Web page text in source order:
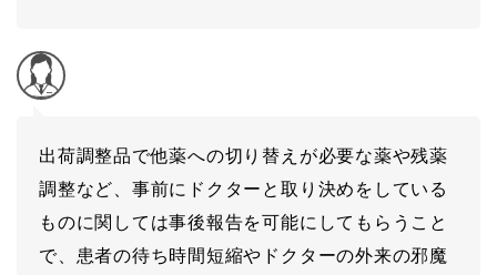
出荷調整品で他薬への切り替えが必要な薬や残薬
調整など、事前にドクターと取り決めをしている
ものに関しては事後報告を可能にしてもらうこと
で、患者の待ち時間短縮やドクターの外来の邪魔